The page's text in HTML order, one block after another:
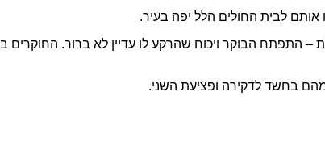
כתושב וחדרה והאישה (27) שרשומה בתור תושבת מעלות – התפתח הבוקר ויכוח שהרקע לו עדיין
בחשד לדקירה ופציעת השני.